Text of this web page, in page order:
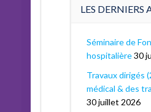
LES DERNIERS
Séminaire de
hospitalière 30
Travaux dirigés
médical & des
30 juillet 2026